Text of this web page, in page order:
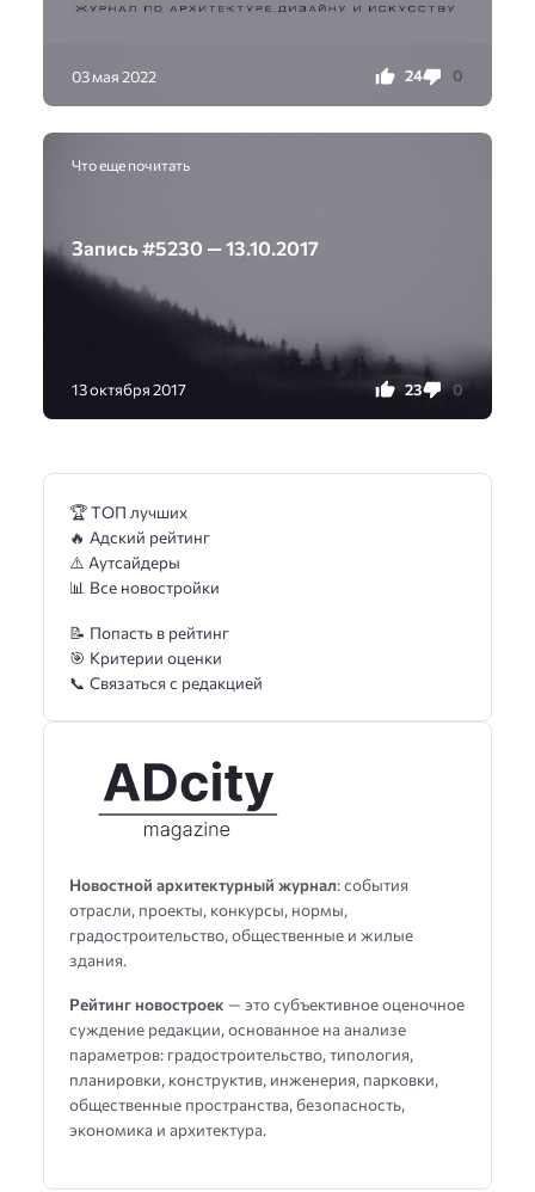
03 мая 2022 24 0
Что еще почитать
Запись #5230 — 13.10.2017
13 октября 2017 23 0
Новостной архитектурный журнал: события
отрасли, проекты, конкурсы, нормы,
градостроительство, общественные и жилые
здания.
Рейтинг новостроек — это субъективное оценочное
суждение редакции, основанное на анализе
параметров: градостроительство, типология,
планировки, конструктив, инженерия, парковки,
общественные пространства, безопасность,
экономика и архитектура.
🏆 ТОП лучших
🔥 Адский рейтинг
⚠️ Аутсайдеры
📊 Все новостройки
📝 Попасть в рейтинг
🎯 Критерии оценки
📞 Связаться с редакцией